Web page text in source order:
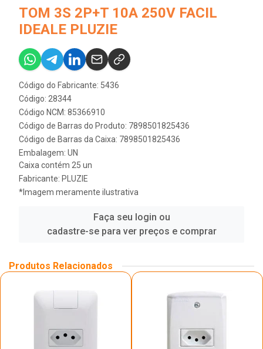
TOM 3S 2P+T 10A 250V FACIL
IDEALE PLUZIE
Código do Fabricante: 5436
Código: 28344
Código NCM: 85366910
Código de Barras do Produto: 7898501825436
Código de Barras da Caixa: 7898501825436
Embalagem: UN
Caixa contém 25 un
Fabricante: PLUZIE
*Imagem meramente ilustrativa
Faça seu login ou
cadastre-se para ver preços e comprar
Produtos Relacionados